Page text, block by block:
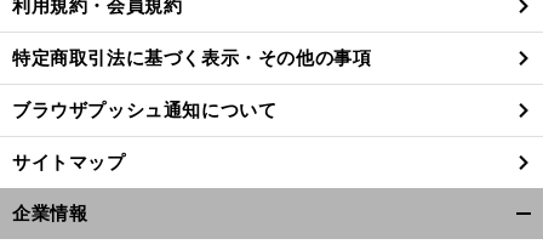
利用規約・会員規約
特定商取引法に基づく表示・その他の事項
ブラウザプッシュ通知について
サイトマップ
企業情報